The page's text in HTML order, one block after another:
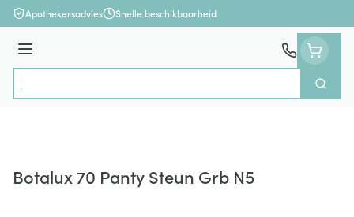
Ga naar de inhoud
Apothekersadvies Snelle beschikbaarheid
Menu
Product, merk, categorie...
Zoek
Botalux 70 Panty Steun Grb N5